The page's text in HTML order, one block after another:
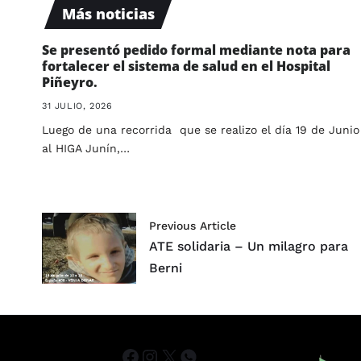
Más noticias
Se presentó pedido formal mediante nota para
fortalecer el sistema de salud en el Hospital
Piñeyro.
31 JULIO, 2026
Luego de una recorrida que se realizo el día 19 de Junio
al HIGA Junín,…
Previous Article
ATE solidaria – Un milagro para
Berni